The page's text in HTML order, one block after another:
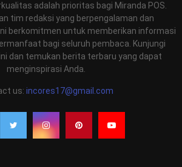
adalah prioritas bagi Miranda POS.
tim redaksi yang berpengalaman dan
berkomitmen untuk memberikan informasi
bagi seluruh pembaca. Kunjungi
dan temukan berita terbaru yang dapat
menginspirasi Anda.
us: incores17@gmail.com